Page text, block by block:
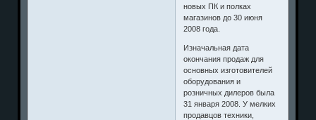
новых ПК и полках
магазинов до 30 июня
2008 года.
Изначальная дата
окончания продаж для
основных изготовителей
оборудования и
розничных дилеров была
31 января 2008. У мелких
продавцов техники,